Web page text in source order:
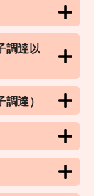
調達以
達）